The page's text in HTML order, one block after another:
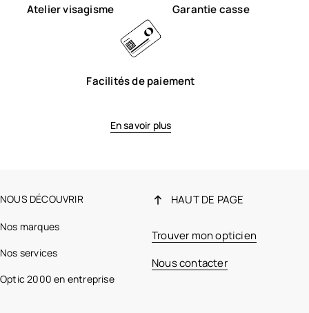
Atelier visagisme Garantie casse
Facilités de paiement
En savoir plus
NOUS DÉCOUVRIR
Nos marques
Nos services
Optic 2000 en entreprise
HAUT DE PAGE
Trouver mon opticien
Nous contacter